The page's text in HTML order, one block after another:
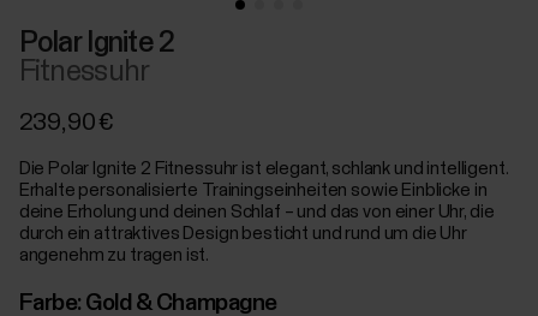
Polar Ignite 2
Fitnessuhr
239,90 €
Die Polar Ignite 2 Fitnessuhr ist elegant, schlank und intelligent.
Erhalte personalisierte Trainingseinheiten sowie Einblicke in
deine Erholung und deinen Schlaf – und das von einer Uhr, die
durch ein attraktives Design besticht und rund um die Uhr
angenehm zu tragen ist.
Farbe: Gold & Champagne